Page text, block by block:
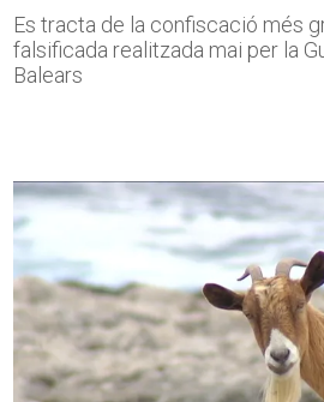
Es tracta de la confiscació més
falsificada realitzada mai per la
Balears